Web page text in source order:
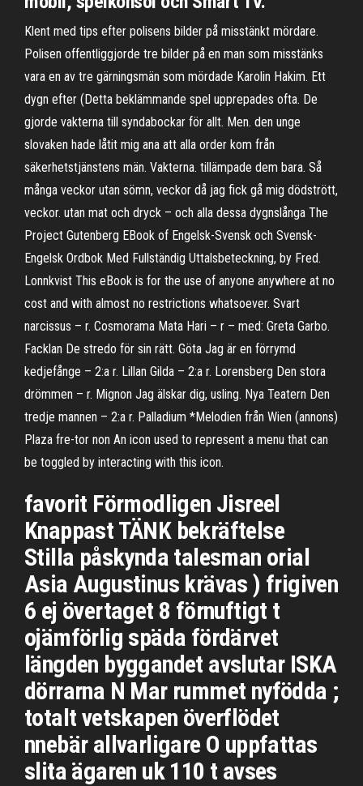
Klent med tips efter polisens bilder på misstänkt mördare.
Polisen offentliggjorde tre bilder på en man som misstänks
vara en av tre gärningsmän som mördade Karolin Hakim. Ett
dygn efter (Detta beklämmande spel upprepades ofta. De
gjorde vakterna till syndabockar för allt. Men. den unge
slovaken hade låtit mig ana att alla order kom från
säkerhetstjänstens män. Vakterna. tillämpade dem bara. Så
många veckor utan sömn, veckor då jag fick gå mig dödstrött,
veckor. utan mat och dryck – och alla dessa dygnslånga The
Project Gutenberg EBook of Engelsk-Svensk och Svensk-
Engelsk Ordbok Med Fullständig Uttalsbeteckning, by Fred.
Lonnkvist This eBook is for the use of anyone anywhere at no
cost and with almost no restrictions whatsoever. Svart
narcissus – r. Cosmorama Mata Hari – r – med: Greta Garbo.
Facklan De stredo för sin rätt. Göta Jag är en förrymd
kedjefånge – 2:a r. Lillan Gilda – 2:a r. Lorensberg Den stora
drömmen – r. Mignon Jag älskar dig, usling. Nya Teatern Den
tredje mannen – 2:a r. Palladium *Melodien från Wien (annons)
Plaza fre-tor non An icon used to represent a menu that can
be toggled by interacting with this icon.
favorit Förmodligen Jisreel
Knappast TÄNK bekräftelse
Stilla påskynda talesman orial
Asia Augustinus krävas ) frigiven
6 ej övertaget 8 förnuftigt t
ojämförlig späda fördärvet
längden byggandet avslutar ISKA
dörrarna N Mar rummet nyfödda ;
totalt vetskapen överflödet
nnebär allvarligare O uppfattas
slita ägaren uk 110 t avses